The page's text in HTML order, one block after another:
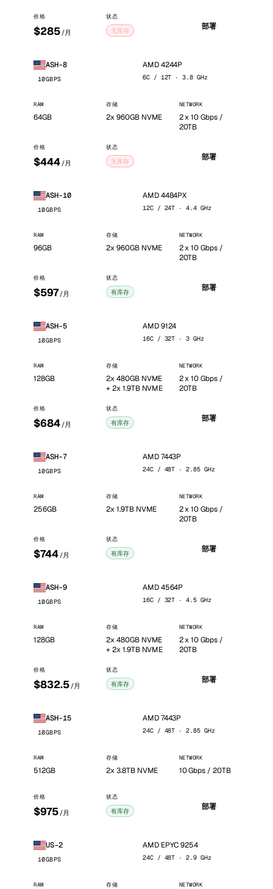
价格
$285 /月
状态
无库存 部署
ASH-8
10GBPS
AMD 4244P
6C / 12T · 3.8 GHz
RAM
64GB
存储
2x 960GB NVME
NETWORK
2 x 10 Gbps /
20TB
价格
$444 /月
状态
无库存 部署
ASH-10
10GBPS
AMD 4484PX
12C / 24T · 4.4 GHz
RAM
96GB
存储
2x 960GB NVME
NETWORK
2 x 10 Gbps /
20TB
价格
$597 /月
状态
有库存 部署
ASH-5
10GBPS
AMD 9124
16C / 32T · 3 GHz
RAM
128GB
存储
2x 480GB NVME
+ 2x 1.9TB NVME
NETWORK
2 x 10 Gbps /
20TB
价格
$684 /月
状态
有库存 部署
ASH-7
10GBPS
AMD 7443P
24C / 48T · 2.85 GHz
RAM
256GB
存储
2x 1.9TB NVME
NETWORK
2 x 10 Gbps /
20TB
价格
$744 /月
状态
有库存 部署
ASH-9
10GBPS
AMD 4564P
16C / 32T · 4.5 GHz
RAM
128GB
存储
2x 480GB NVME
+ 2x 1.9TB NVME
NETWORK
2 x 10 Gbps /
20TB
价格
$832.5 /月
状态
有库存 部署
ASH-15
10GBPS
AMD 7443P
24C / 48T · 2.85 GHz
RAM
512GB
存储
2x 3.8TB NVME
NETWORK
10 Gbps / 20TB
价格
$975 /月
状态
有库存 部署
US-2
10GBPS
AMD EPYC 9254
24C / 48T · 2.9 GHz
RAM 存储 NETWORK